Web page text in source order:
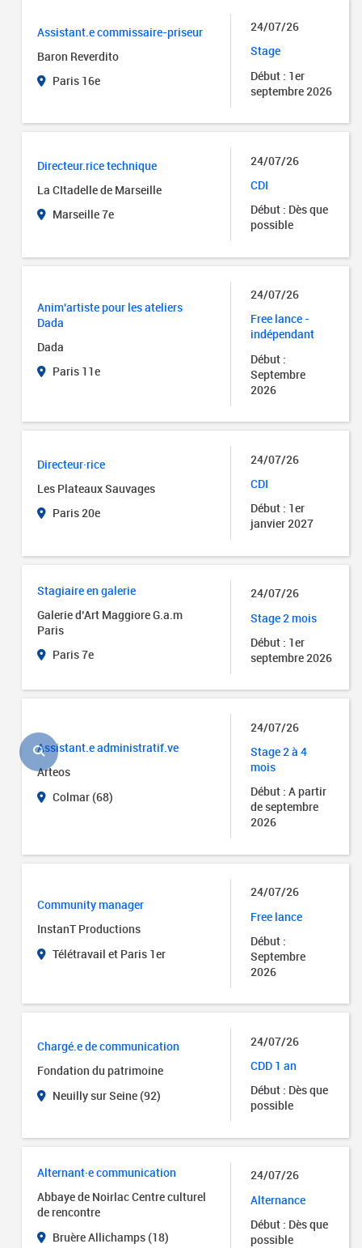
Assistant.e commissaire-priseur
Baron Reverdito
Paris 16e
24/07/26
Stage
Début : 1er
septembre 2026
Directeur.rice technique
La CItadelle de Marseille
Marseille 7e
24/07/26
CDI
Début : Dès que
possible
Anim'artiste pour les ateliers
Dada
Dada
Paris 11e
24/07/26
Free lance -
indépendant
Début :
Septembre
2026
Directeur·rice
Les Plateaux Sauvages
Paris 20e
24/07/26
CDI
Début : 1er
janvier 2027
Stagiaire en galerie
Galerie d’Art Maggiore G.a.m
Paris
Paris 7e
24/07/26
Stage 2 mois
Début : 1er
septembre 2026
Assistant.e administratif.ve
Arteos
Colmar (68)
24/07/26
Stage 2 à 4
mois
Début : A partir
de septembre
2026
Community manager
InstanT Productions
Télétravail et Paris 1er
24/07/26
Free lance
Début :
Septembre
2026
Chargé.e de communication
Fondation du patrimoine
Neuilly sur Seine (92)
24/07/26
CDD 1 an
Début : Dès que
possible
Alternant·e communication
Abbaye de Noirlac Centre culturel
de rencontre
Bruère Allichamps (18)
24/07/26
Alternance
Début : Dès que
possible